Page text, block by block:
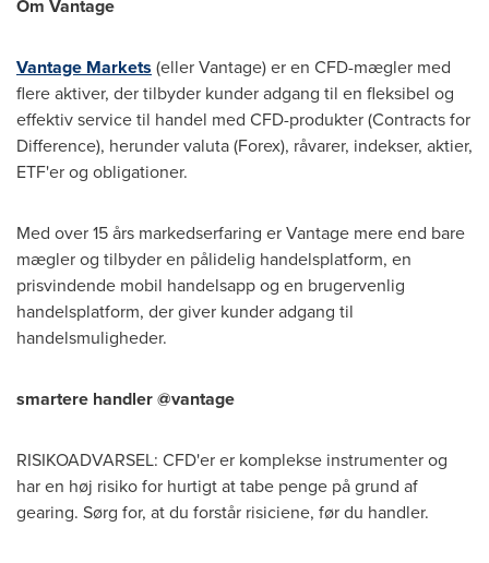
Om Vantage
Vantage Markets (eller Vantage) er en CFD-mægler med
flere aktiver, der tilbyder kunder adgang til en fleksibel og
effektiv service til handel med CFD-produkter (Contracts for
Difference), herunder valuta (Forex), råvarer, indekser, aktier,
ETF'er og obligationer.
Med over 15 års markedserfaring er Vantage mere end bare
mægler og tilbyder en pålidelig handelsplatform, en
prisvindende mobil handelsapp og en brugervenlig
handelsplatform, der giver kunder adgang til
handelsmuligheder.
smartere handler @vantage
RISIKOADVARSEL: CFD'er er komplekse instrumenter og
har en høj risiko for hurtigt at tabe penge på grund af
gearing. Sørg for, at du forstår risiciene, før du handler.